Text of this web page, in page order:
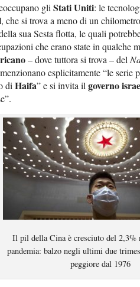
gli Stati Uniti: le
, che si trova a meno di un
sua Sesta flotta, le quali
che erano state in qualche
– dove tuttora si trova – del
esplicitamente “le
di Haifa” e si invita il governo
Il pil della Cina è cresciuto del 2,3%
pandemia: balzo negli ultimi due
peggiore dal 1976